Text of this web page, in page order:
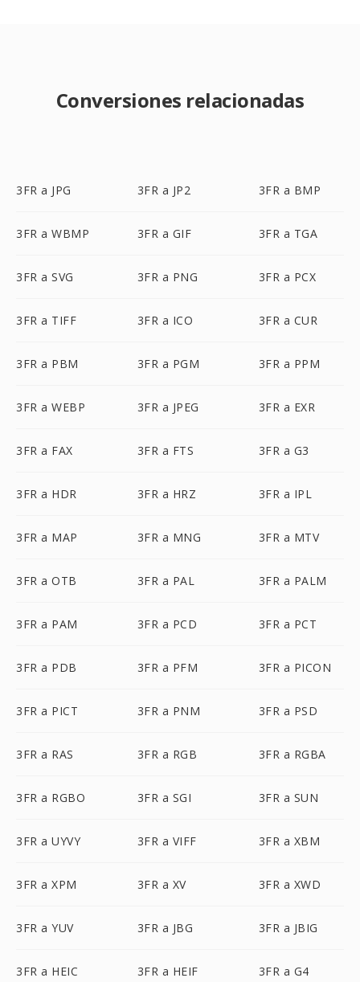
Conversiones relacionadas
3FR a JPG 3FR a JP2 3FR a BMP
3FR a WBMP 3FR a GIF 3FR a TGA
3FR a SVG 3FR a PNG 3FR a PCX
3FR a TIFF 3FR a ICO 3FR a CUR
3FR a PBM 3FR a PGM 3FR a PPM
3FR a WEBP 3FR a JPEG 3FR a EXR
3FR a FAX 3FR a FTS 3FR a G3
3FR a HDR 3FR a HRZ 3FR a IPL
3FR a MAP 3FR a MNG 3FR a MTV
3FR a OTB 3FR a PAL 3FR a PALM
3FR a PAM 3FR a PCD 3FR a PCT
3FR a PDB 3FR a PFM 3FR a PICON
3FR a PICT 3FR a PNM 3FR a PSD
3FR a RAS 3FR a RGB 3FR a RGBA
3FR a RGBO 3FR a SGI 3FR a SUN
3FR a UYVY 3FR a VIFF 3FR a XBM
3FR a XPM 3FR a XV 3FR a XWD
3FR a YUV 3FR a JBG 3FR a JBIG
3FR a HEIC 3FR a HEIF 3FR a G4